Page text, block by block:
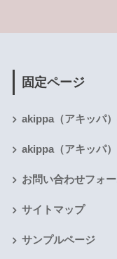
固定ページ
akippa（アキッパ
akippa（アキッパ
お問い合わせフォ
サイトマップ
サンプルページ